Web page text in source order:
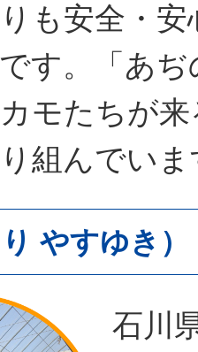
も安全・
す。「あ
モたちが
組んでいま
やすゆき）
石川